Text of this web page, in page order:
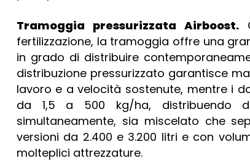
Tramoggia pressurizzata Airboost.
fertilizzazione, la tramoggia offre una
in grado di distribuire
distribuzione pressurizzato garantisce
lavoro e a velocità sostenute, mentre i
da 1,5 a 500 kg/ha, distribuendo
simultaneamente, sia miscelato che
versioni da 2.400 e 3.200 litri e con
molteplici attrezzature.